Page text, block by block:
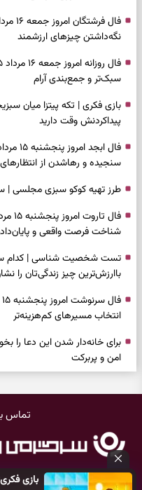
بازی
نگه‌داشتن چیزهای ارزشمند
سبک‌تر و جمع‌بندی آرام
پیداکردنش وقت دارید
سنجیده و رهاشدن از
طرز تهیه کوکو سبزی مجلسی
شناخت فرصت واقعی و
تست شخصیت شناسی | کدام
باارزش‌ترین چیز زندگی‌تان را
انتخاب مسیرهای کم‌هزینه‌تر
برای خانه‌دار شدن این دعا را
امن و پربرکت
لذت‌بردن از نتیجه تلاش‌ها
انتخاب درست و آرام‌کردن دل
تماس